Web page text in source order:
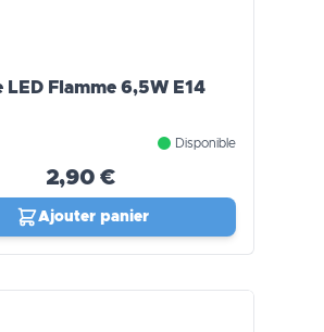
LED Flamme 6,5W E14
Disponible
2,90 €
Ajouter panier